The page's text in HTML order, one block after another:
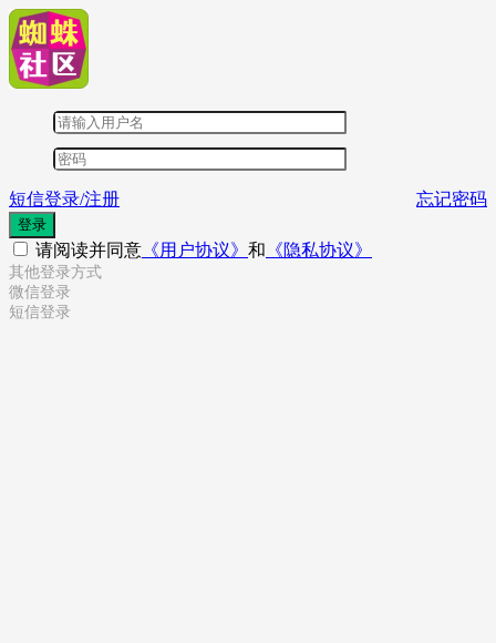
短信登录/注册 忘记密码
登录
请阅读并同意 《用户协议》 和 《隐私协议》
其他登录方式
微信登录
短信登录